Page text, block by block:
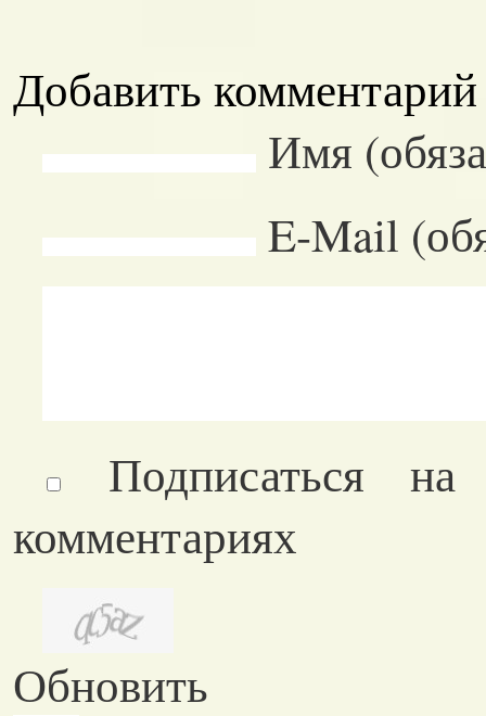
Добавить комментарий
Имя
E-Mail
Подписаться
комментариях
Обновить